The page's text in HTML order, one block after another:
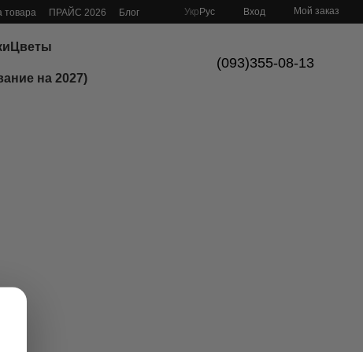
товара ПРАЙС 2026
Блог
Укр Рус Вход Мой заказ
Цветы
на 2027)
(093)355-08-13